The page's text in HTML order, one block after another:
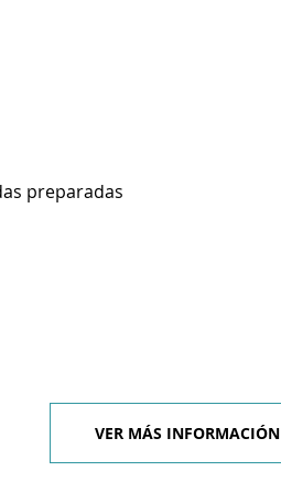
preparadas
VER MÁS INFORMACIÓN